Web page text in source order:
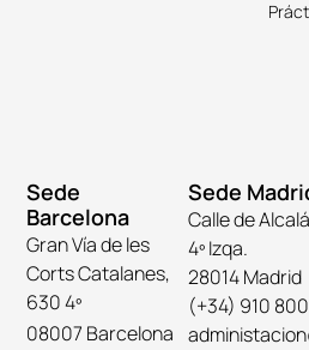
Sede
Barcelona
Gran Vía de les
Corts Catalanes,
630 4º
08007 Barcelona
Sede
Calle de
4º Izqa.
28014 Madrid
(+34) 910